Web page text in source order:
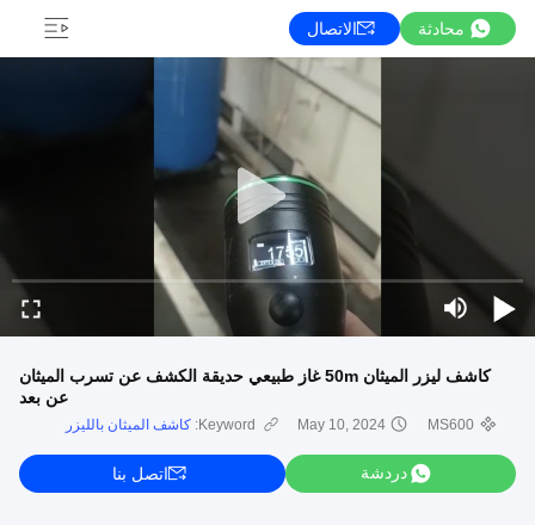
محادثة الاتصال
كاشف ليزر الميثان 50m غاز طبيعي حديقة الكشف عن تسرب الميثان
عن بعد
MS600
May 10, 2024
Keyword: كاشف الميثان بالليزر
دردشة اتصل بنا